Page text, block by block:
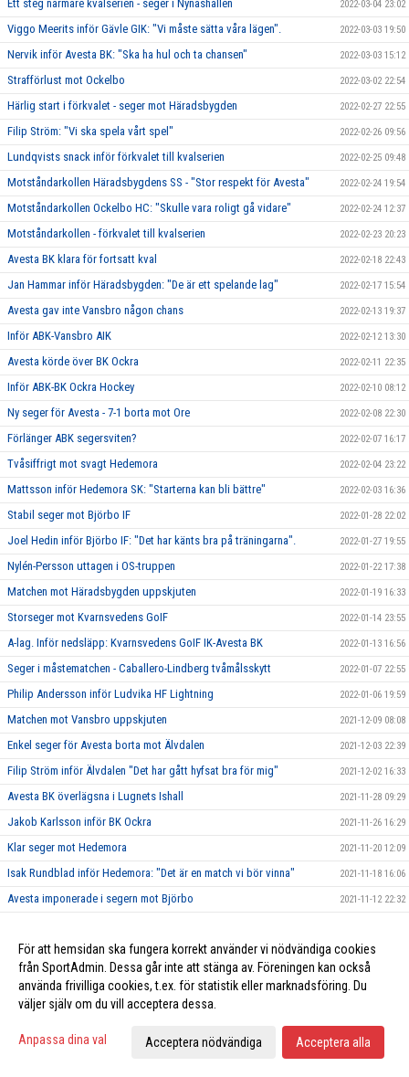
Ett steg närmare kvalserien - seger i Nynäshallen 2022-03-04 23:02
Viggo Meerits inför Gävle GIK: "Vi måste sätta våra lägen". 2022-03-03 19:50
Nervik inför Avesta BK: "Ska ha hul och ta chansen" 2022-03-03 15:12
Strafförlust mot Ockelbo 2022-03-02 22:54
Härlig start i förkvalet - seger mot Häradsbygden 2022-02-27 22:55
Filip Ström: "Vi ska spela vårt spel" 2022-02-26 09:56
Lundqvists snack inför förkvalet till kvalserien 2022-02-25 09:48
Motståndarkollen Häradsbygdens SS - "Stor respekt för Avesta" 2022-02-24 19:54
Motståndarkollen Ockelbo HC: "Skulle vara roligt gå vidare" 2022-02-24 12:37
Motståndarkollen - förkvalet till kvalserien 2022-02-23 20:23
Avesta BK klara för fortsatt kval 2022-02-18 22:43
Jan Hammar inför Häradsbygden: "De är ett spelande lag" 2022-02-17 15:54
Avesta gav inte Vansbro någon chans 2022-02-13 19:37
Inför ABK-Vansbro AIK 2022-02-12 13:30
Avesta körde över BK Ockra 2022-02-11 22:35
Inför ABK-BK Ockra Hockey 2022-02-10 08:12
Ny seger för Avesta - 7-1 borta mot Ore 2022-02-08 22:30
Förlänger ABK segersviten? 2022-02-07 16:17
Tvåsiffrigt mot svagt Hedemora 2022-02-04 23:22
Mattsson inför Hedemora SK: "Starterna kan bli bättre" 2022-02-03 16:36
Stabil seger mot Björbo IF 2022-01-28 22:02
Joel Hedin inför Björbo IF: "Det har känts bra på träningarna". 2022-01-27 19:55
Nylén-Persson uttagen i OS-truppen 2022-01-22 17:38
Matchen mot Häradsbygden uppskjuten 2022-01-19 16:33
Storseger mot Kvarnsvedens GoIF 2022-01-14 23:55
A-lag. Inför nedsläpp: Kvarnsvedens GoIF IK-Avesta BK 2022-01-13 16:56
Seger i måstematchen - Caballero-Lindberg tvåmålsskytt 2022-01-07 22:55
Philip Andersson inför Ludvika HF Lightning 2022-01-06 19:59
Matchen mot Vansbro uppskjuten 2021-12-09 08:08
Enkel seger för Avesta borta mot Älvdalen 2021-12-03 22:39
Filip Ström inför Älvdalen "Det har gått hyfsat bra för mig" 2021-12-02 16:33
Avesta BK överlägsna i Lugnets Ishall 2021-11-28 09:29
Jakob Karlsson inför BK Ockra 2021-11-26 16:29
Klar seger mot Hedemora 2021-11-20 12:09
Isak Rundblad inför Hedemora: "Det är en match vi bör vinna" 2021-11-18 16:06
Avesta imponerade i segern mot Björbo 2021-11-12 22:32
Mörk kväll i Tegera Arena 2021-11-06 13:13
Jan Hammar inför toppmötet mot Häradsbygden 2021-11-04 20:42
"Masken" Carlsson inför mötet mot ABK: "Vi får en riktig prövning"
2021-10-29 22:30
Hampus Wiklund säker på vinst mot Kvarnsveden "Vi vinner med 5-1"
För att hemsidan ska fungera korrekt använder vi nödvändiga cookies
från SportAdmin. Dessa går inte att stänga av. Föreningen kan också
använda frivilliga cookies, t.ex. för statistik eller marknadsföring. Du
väljer själv om du vill acceptera dessa.
Anpassa dina val Acceptera nödvändiga Acceptera alla